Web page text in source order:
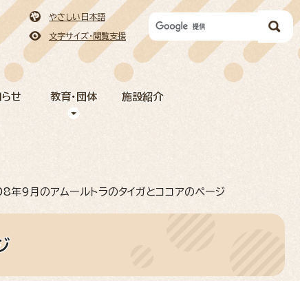
らせ 教育・団体 施設紹介
やさしい日本語
文字サイズ・閲覧支援
9月のアムールトラのタイガとココアのページ